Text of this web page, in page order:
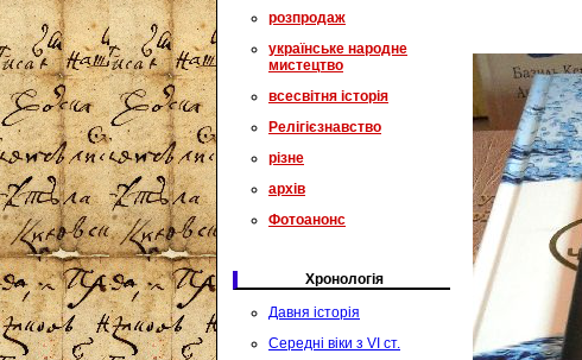
розпродаж
українське народне
мистецтво
всесвітня історія
Релігієзнавство
різне
архів
Фотоанонс
Хронологія
Давня історія
Середні віки з VI ст.